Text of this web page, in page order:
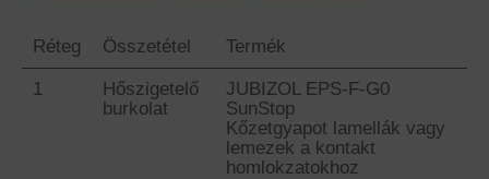
Réteg Összetétel Termék
1
Hőszigetelő
burkolat
JUBIZOL EPS-F-G0
SunStop
Kőzetgyapot lamellák vagy
lemezek a kontakt
homlokzatokhoz